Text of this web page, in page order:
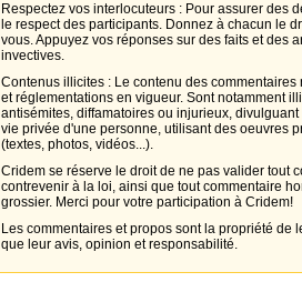
Respectez vos interlocuteurs : Pour assurer des
le respect des participants. Donnez à chacun le
vous. Appuyez vos réponses sur des faits et des
invectives.
Contenus illicites : Le contenu des
et réglementations en vigueur. Sont notamment
antisémites, diffamatoires ou injurieux,
vie privée d'une personne, utilisant des oeuvres
(textes, photos, vidéos...).
Cridem se réserve le droit de ne pas valider tout
contrevenir à la loi, ainsi que tout commentaire
grossier. Merci pour votre participation à Cridem!
Les commentaires et propos sont la propriété de
que leur avis, opinion et responsabilité.